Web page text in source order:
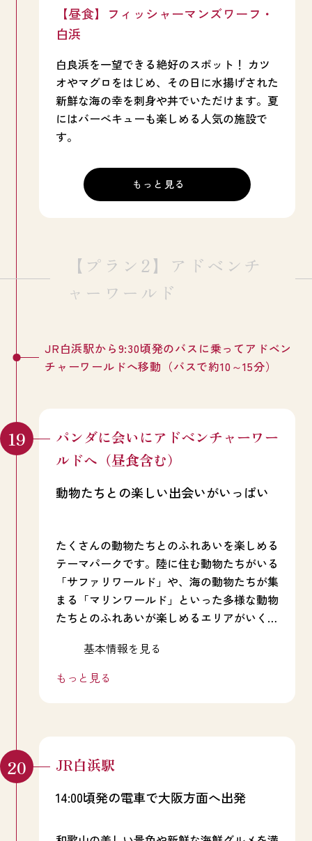
【昼食】フィッシャーマンズワーフ・
白浜
白良浜を一望できる絶好のスポット！ カツ
オやマグロをはじめ、その日に水揚げされた
新鮮な海の幸を刺身や丼でいただけます。夏
にはバーべキューも楽しめる人気の施設で
す。
もっと見る
【プラン2】アドベンチ
ャーワールド
JR白浜駅から9:30頃発のバスに乗ってアドベン
チャーワールドへ移動（バスで約10～15分）
パンダに会いにアドベンチャーワー
ルドへ（昼食含む）
動物たちとの楽しい出会いがいっぱい
たくさんの動物たちとのふれあいを楽しめる
テーマパークです。陸に住む動物たちがいる
「サファリワールド」や、海の動物たちが集
まる「マリンワールド」といった多様な動物
たちとのふれあいが楽しめるエリアがいくつ
ェットコースターなどのアトラクションが揃
う「プレイゾーン」もあり、家族みんなで丸
のパフォーマンスも楽しめます。
山ラーメンや、動物モチーフの可愛らしいメ
ニューを楽しむことができます。テイクアウ
たりです。
基本情報を見る
もっと見る
JR白浜駅
14:00頃発の電車で大阪方面へ出発